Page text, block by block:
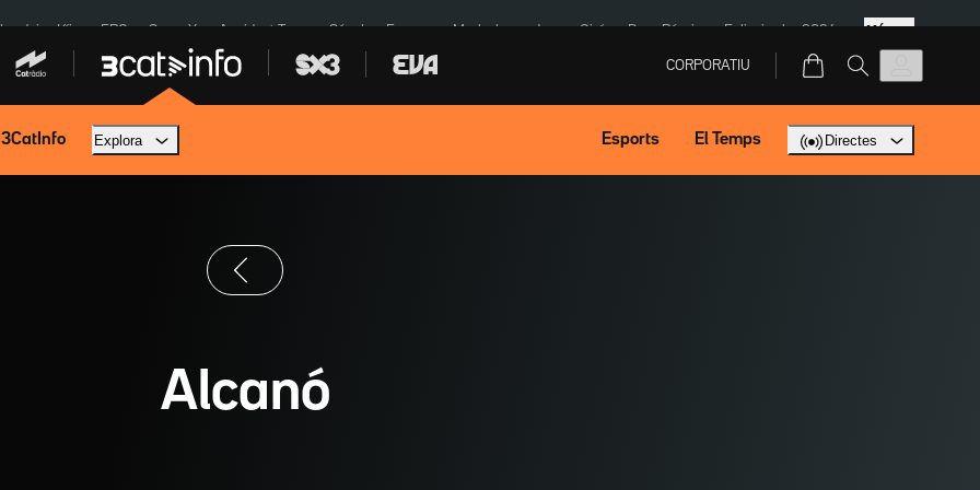
Kíiv ERC SpaceX Accident Tona Sánchez Europa Marlaska Jaume Giró Dron Rússia Eclipsi solar 2026 Més
CORPORATIU
3CatInfo Explora Esports El Temps Directes
Alcanó